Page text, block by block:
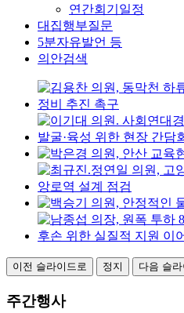
연간회기일정
대집행부질문
5분자유발언 등
의안검색
이전 슬라이드로 정지 다음 슬
주간행사